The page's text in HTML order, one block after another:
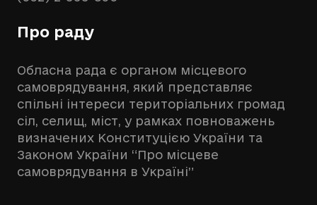
Про раду
Обласна рада є органом місцевого
самоврядування, який представляє
спільні інтереси територіальних громад
сіл, селищ, міст, у рамках повноважень
визначених Конституцією України та
Законом України “Про місцеве
самоврядування в Україні”